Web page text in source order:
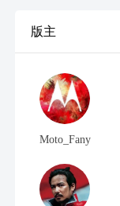
版主
Moto_Fany